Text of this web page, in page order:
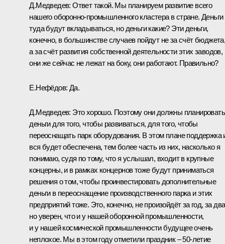
Д.Медведев:Ответ такой. Мы планируем развитие всего
нашего оборонно-промышленного кластера в стране. Деньги
туда будут вкладываться, но деньги какие? Эти деньги,
конечно, в большинстве случаев пойдут не за счёт
а за счёт развития собственной деятельности этих заводов,
они же сейчас не лежат на боку, они работают. Правильно?
Е.Нефёдов: Да.
Д.Медведев: Это хорошо. Поэтому они должны планировать
деньги для того, чтобы развиваться, для того, чтобы
переоснащать парк оборудования. В этом плане поддержка
вся будет обеспечена, тем более часть из них, насколько я
понимаю, судя по тому, что я услышал, входит в крупные
концерны, и в рамках концернов тоже будут приниматься
решения о том, чтобы проинвестировать дополнительные
деньги в переоснащение производственного парка и этих
предприятий тоже. Это, конечно, не произойдёт за год, за
но уверен, что и у нашей оборонной промышленности,
и у нашей космической промышленности будущее очень
неплохое. Мы в этом году отметили праздник – 50-летие